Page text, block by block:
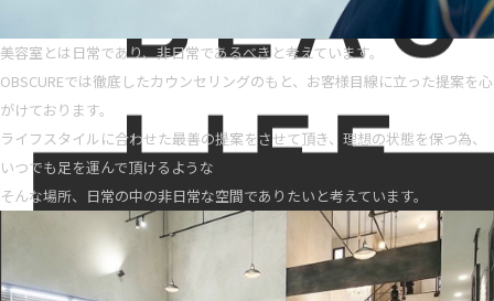
美容室とは日常であり、非日常であるべきと考えています。
OBSCUREでは徹底したカウンセリングのもと、お客様目線に立った提案を心
がけております。
ライフスタイルに合わせた最善の提案をさせて頂き、理想の状態を保つ為、
いつでも足を運んで頂けるような
そんな場所、日常の中の非日常な空間でありたいと考えています。